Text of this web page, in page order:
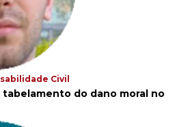
Civil
tabelamento do dano moral no